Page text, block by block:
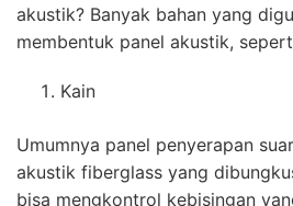
akustik? Banyak bahan yang
membentuk panel akustik,
Kain
Umumnya panel penyerapan
akustik fiberglass yang
bisa mengkontrol kebisingan